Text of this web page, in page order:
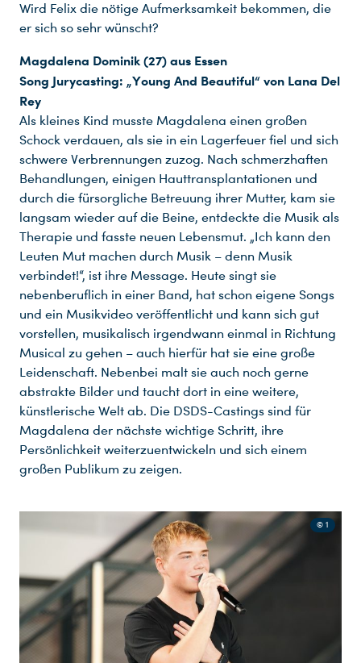
Wird Felix die nötige Aufmerksamkeit bekommen, die
er sich so sehr wünscht?
Magdalena Dominik (27) aus Essen
Song Jurycasting: „Young And Beautiful“ von Lana Del
Rey
Als kleines Kind musste Magdalena einen großen
Schock verdauen, als sie in ein Lagerfeuer fiel und sich
schwere Verbrennungen zuzog. Nach schmerzhaften
Behandlungen, einigen Hauttransplantationen und
durch die fürsorgliche Betreuung ihrer Mutter, kam sie
langsam wieder auf die Beine, entdeckte die Musik als
Therapie und fasste neuen Lebensmut. „Ich kann den
Leuten Mut machen durch Musik – denn Musik
verbindet!“, ist ihre Message. Heute singt sie
nebenberuflich in einer Band, hat schon eigene Songs
und ein Musikvideo veröffentlicht und kann sich gut
vorstellen, musikalisch irgendwann einmal in Richtung
Musical zu gehen – auch hierfür hat sie eine große
Leidenschaft. Nebenbei malt sie auch noch gerne
abstrakte Bilder und taucht dort in eine weitere,
künstlerische Welt ab. Die DSDS-Castings sind für
Magdalena der nächste wichtige Schritt, ihre
Persönlichkeit weiterzuentwickeln und sich einem
großen Publikum zu zeigen.
© 1